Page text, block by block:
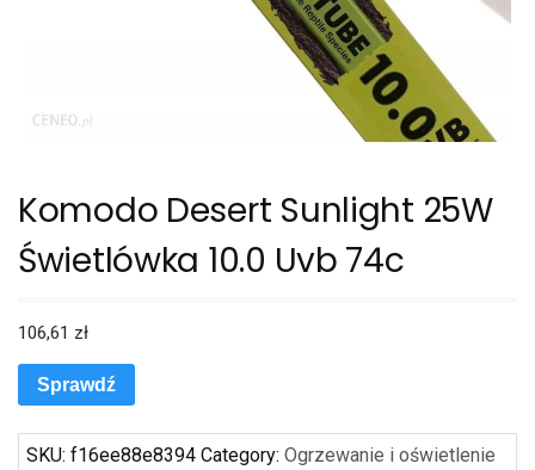
Komodo Desert Sunlight 25W
Świetlówka 10.0 Uvb 74c
106,61 zł
Sprawdź
SKU: f16ee88e8394 Category: Ogrzewanie i oświetlenie